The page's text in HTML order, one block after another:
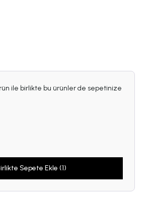
ile birlikte bu ürünler de sepetinize
Sepete Ekle (1)